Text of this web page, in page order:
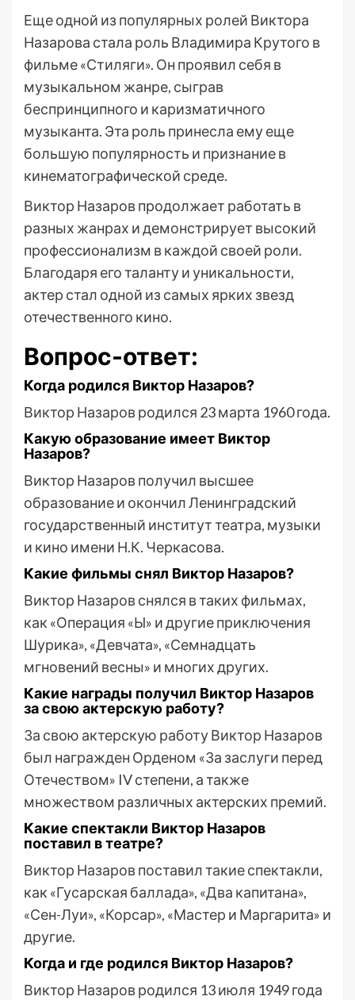
Еще одной из популярных ролей Виктора
Назарова стала роль Владимира Крутого в
фильме «Стиляги». Он проявил себя в
музыкальном жанре, сыграв
беспринципного и каризматичного
музыканта. Эта роль принесла ему еще
большую популярность и признание в
кинематографической среде.
Виктор Назаров продолжает работать в
разных жанрах и демонстрирует высокий
профессионализм в каждой своей роли.
Благодаря его таланту и уникальности,
актер стал одной из самых ярких звезд
отечественного кино.
Вопрос-ответ:
Когда родился Виктор Назаров?
Виктор Назаров родился 23 марта 1960 года.
Какую образование имеет Виктор
Назаров?
Виктор Назаров получил высшее
образование и окончил Ленинградский
государственный институт театра, музыки
и кино имени Н.К. Черкасова.
Какие фильмы снял Виктор Назаров?
Виктор Назаров снялся в таких фильмах,
как «Операция «Ы» и другие приключения
Шурика», «Девчата», «Семнадцать
мгновений весны» и многих других.
Какие награды получил Виктор Назаров
за свою актерскую работу?
За свою актерскую работу Виктор Назаров
был награжден Орденом «За заслуги перед
Отечеством» IV степени, а также
множеством различных актерских премий.
Какие спектакли Виктор Назаров
поставил в театре?
Виктор Назаров поставил такие спектакли,
как «Гусарская баллада», «Два капитана»,
«Сен-Луи», «Корсар», «Мастер и Маргарита» и
другие.
Когда и где родился Виктор Назаров?
Виктор Назаров родился 13 июля 1949 года